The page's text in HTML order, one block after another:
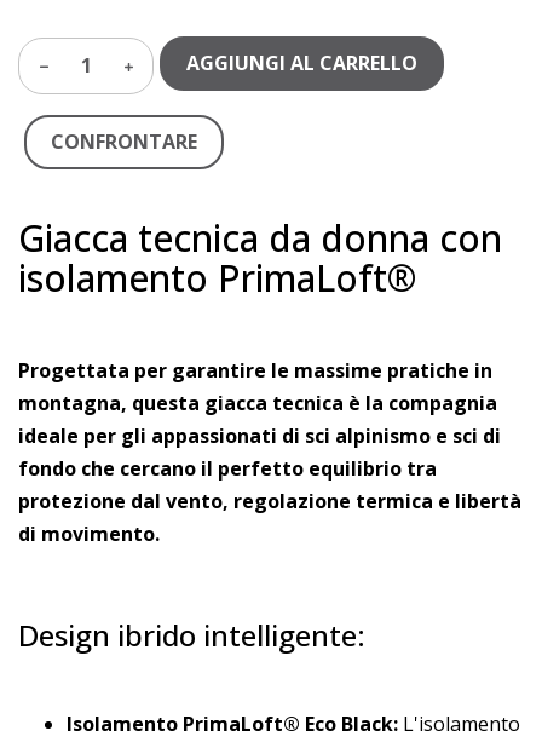
1 AGGIUNGI AL CARRELLO
CONFRONTARE
Giacca tecnica da donna con
isolamento PrimaLoft®
Progettata per garantire le massime pratiche in
montagna, questa giacca tecnica è la compagnia
ideale per gli appassionati di sci alpinismo e sci di
fondo che cercano il perfetto equilibrio tra
protezione dal vento, regolazione termica e libertà
di movimento.
Design ibrido intelligente:
Isolamento PrimaLoft® Eco Black: L'isolamento